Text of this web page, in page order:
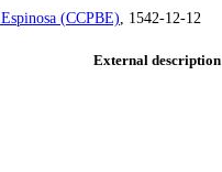
(CCPBE), 1542-12-12
External description